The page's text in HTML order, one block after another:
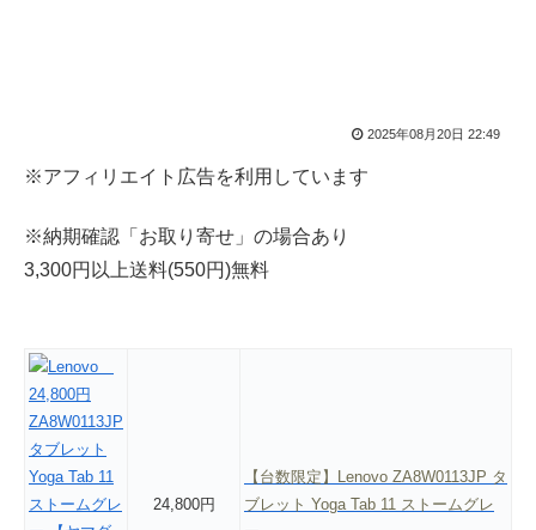
2025年08月20日 22:49
※アフィリエイト広告を利用しています
※納期確認「お取り寄せ」の場合あり
3,300円以上送料(550円)無料
24,800円
【台数限定】Lenovo ZA8W0113JP タ
ブレット Yoga Tab 11 ストームグレ